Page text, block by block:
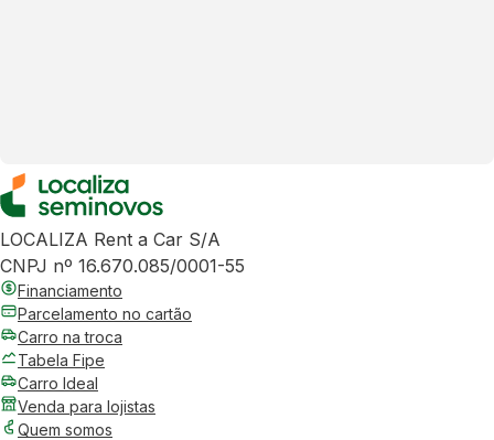
LOCALIZA Rent a Car S/A
CNPJ nº 16.670.085/0001-55
Financiamento
Parcelamento no cartão
Carro na troca
Tabela Fipe
Carro Ideal
Venda para lojistas
Quem somos